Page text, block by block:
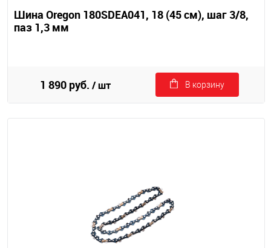
Шина Oregon 180SDEA041, 18 (45 см), шаг 3/8,
паз 1,3 мм
1 890 руб. / шт В корзину